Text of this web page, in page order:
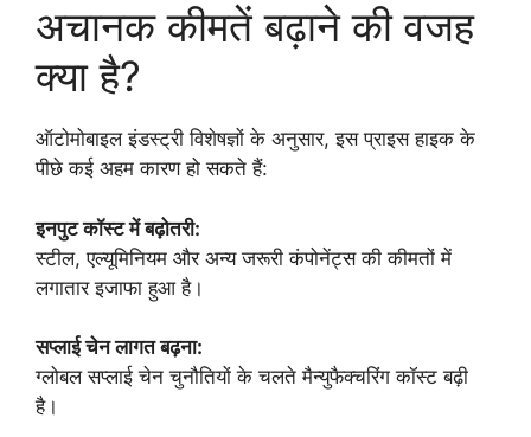
अचानक कीमतें बढ़ाने की वजह
क्या है?
ऑटोमोबाइल इंडस्ट्री विशेषज्ञों के अनुसार, इस प्राइस हाइक के
पीछे कई अहम कारण हो सकते हैं:
इनपुट कॉस्ट में बढ़ोतरी:
स्टील, एल्यूमिनियम और अन्य जरूरी कंपोनेंट्स की कीमतों में
लगातार इजाफा हुआ है।
सप्लाई चेन लागत बढ़ना:
ग्लोबल सप्लाई चेन चुनौतियों के चलते मैन्युफैक्चरिंग कॉस्ट बढ़ी
है।